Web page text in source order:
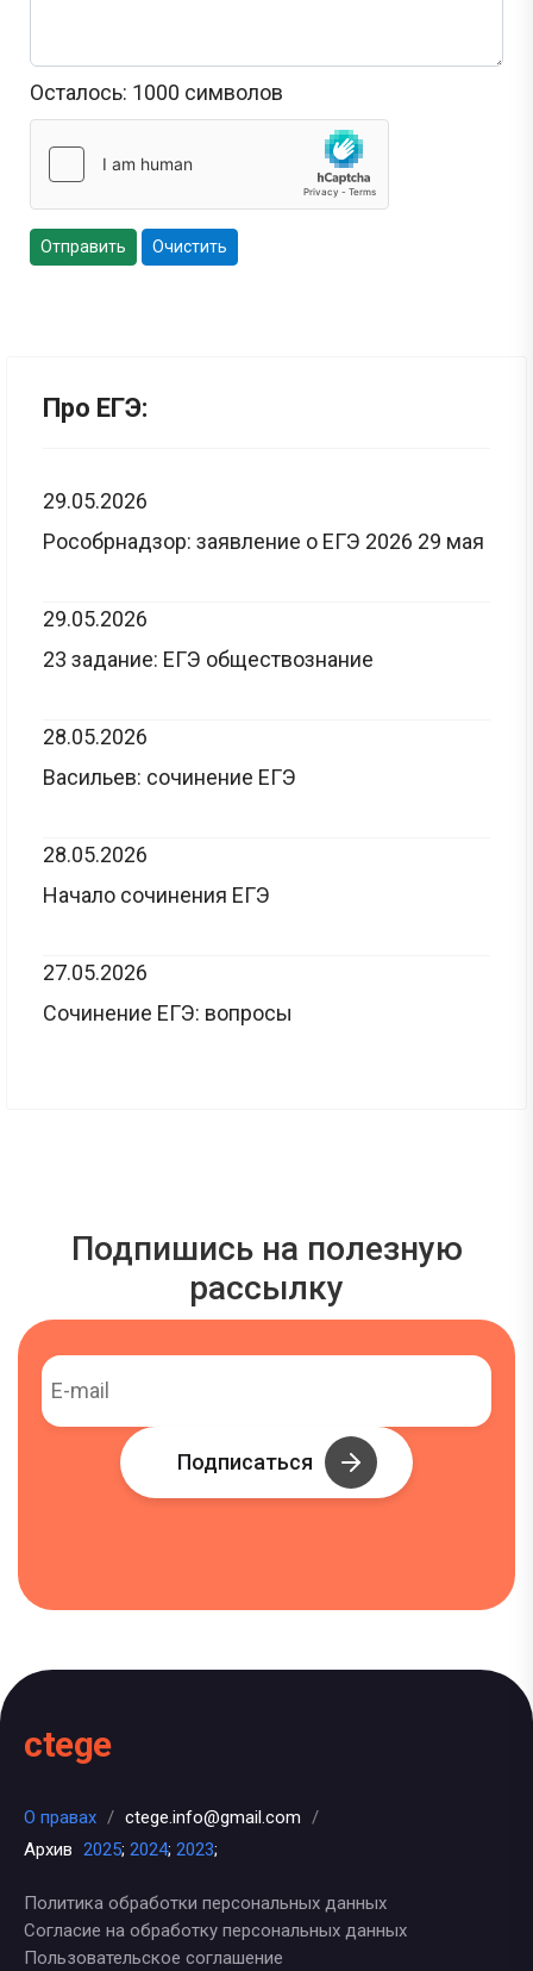
Осталось: 1000 символов
Отправить Очистить
Про ЕГЭ:
29.05.2026
Рособрнадзор: заявление о ЕГЭ 2026 29 мая
29.05.2026
23 задание: ЕГЭ обществознание
28.05.2026
Васильев: сочинение ЕГЭ
28.05.2026
Начало сочинения ЕГЭ
27.05.2026
Сочинение ЕГЭ: вопросы
Подпишись на полезную
рассылку
Подписаться
ctege
О правах / ctege.info@gmail.com
/
Архив 2025; 2024; 2023;
Политика обработки персональных данных
Согласие на обработку персональных данных
Пользовательское соглашение